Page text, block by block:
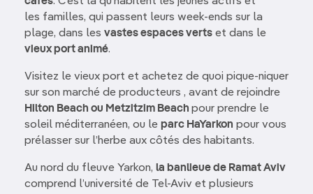
les familles, qui passent leurs week-ends sur la
plage, dans les vastes espaces verts et dans le
vieux port animé.
Visitez le vieux port et achetez de quoi pique-niquer
sur son marché de producteurs , avant de rejoindre
Hilton Beach ou Metzitzim Beach pour prendre le
soleil méditerranéen, ou le parc HaYarkon pour vous
prélasser sur l’herbe aux côtés des habitants.
Au nord du fleuve Yarkon, la banlieue de Ramat Aviv
comprend l’université de Tel-Aviv et plusieurs